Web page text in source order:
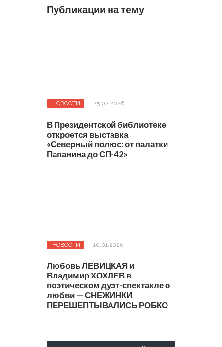
Публикации на тему
НОВОСТИ 25.02.2026
В Президентской библиотеке
откроется выставка
«Северный полюс: от палатки
Папанина до СП-42»
НОВОСТИ 10.01.2026
Любовь ЛЕВИЦКАЯ и
Владимир ХОХЛЕВ в
поэтическом дуэт-спектакле о
любви — СНЕЖИНКИ
ПЕРЕШЕПТЫВАЛИСЬ РОБКО